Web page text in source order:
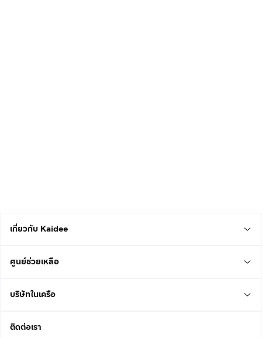
เกี่ยวกับ Kaidee
ศูนย์ช่วยเหลือ
บริษัทในเครือ
ติดต่อเรา